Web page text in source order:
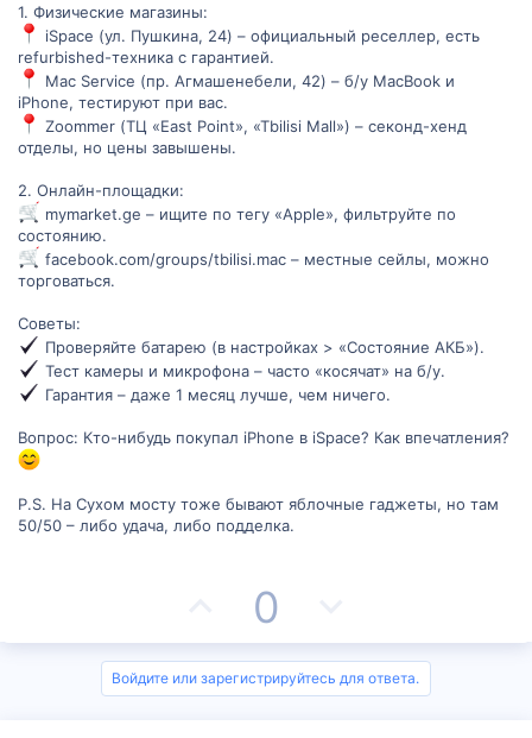
г
о
л
с
г
о
л
с
1. Физические магазины:
iSpace (ул. Пушкина, 24) – официальный реселлер, есть
refurbished-техника с гарантией.
Mac Service (пр. Агмашенебели, 42) – б/у MacBook и
iPhone, тестируют при вас.
Zoommer (ТЦ «East Point», «Tbilisi Mall») – секонд-хенд
отделы, но цены завышены.
2. Онлайн-площадки:
mymarket.ge – ищите по тегу «Apple», фильтруйте по
состоянию.
facebook.com/groups/tbilisi.mac – местные сейлы, можно
торговаться.
Советы:
Проверяйте батарею (в настройках > «Состояние АКБ»).
Тест камеры и микрофона – часто «косячат» на б/у.
Гарантия – даже 1 месяц лучше, чем ничего.
Вопрос: Кто-нибудь покупал iPhone в iSpace? Как впечатления?
P.S. На Сухом мосту тоже бывают яблочные гаджеты, но там
50/50 – либо удача, либо подделка.
о
з
0
е
г
Войдите или зарегистрируйтесь для ответа.